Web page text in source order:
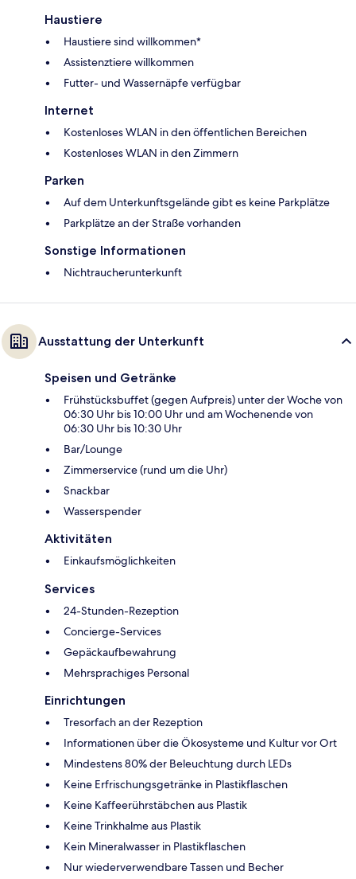
Haustiere
Haustiere sind willkommen*
Assistenztiere willkommen
Futter- und Wassernäpfe verfügbar
Internet
Kostenloses WLAN in den öffentlichen Bereichen
Kostenloses WLAN in den Zimmern
Parken
Auf dem Unterkunftsgelände gibt es keine Parkplätze
Parkplätze an der Straße vorhanden
Sonstige Informationen
Nichtraucherunterkunft
Ausstattung der Unterkunft
Speisen und Getränke
Frühstücksbuffet (gegen Aufpreis) unter der Woche von
06:30 Uhr bis 10:00 Uhr und am Wochenende von
06:30 Uhr bis 10:30 Uhr
Bar/Lounge
Zimmerservice (rund um die Uhr)
Snackbar
Wasserspender
Aktivitäten
Einkaufsmöglichkeiten
Services
24-Stunden-Rezeption
Concierge-Services
Gepäckaufbewahrung
Mehrsprachiges Personal
Einrichtungen
Tresorfach an der Rezeption
Informationen über die Ökosysteme und Kultur vor Ort
Mindestens 80% der Beleuchtung durch LEDs
Keine Erfrischungsgetränke in Plastikflaschen
Keine Kaffeerührstäbchen aus Plastik
Keine Trinkhalme aus Plastik
Kein Mineralwasser in Plastikflaschen
Nur wiederverwendbare Tassen und Becher